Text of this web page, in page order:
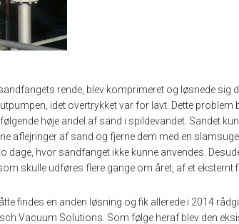
rende, blev komprimeret og løsnede sig
idet overtrykket var for lavt. Dette
høje andel af sand i spildevandet. Sandet
aflejringer af sand og fjerne dem med en
dage, hvor sandfanget ikke kunne anvendes.
skulle udføres flere gange om året, af et eksternt
findes en anden løsning og fik allerede i 2014
Vacuum Solutions. Som følge heraf blev den